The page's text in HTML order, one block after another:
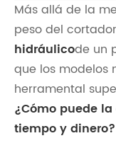
Más allá de la
peso del
hidráulicode un
que los modelos
herramental
¿Cómo puede
tiempo y dinero?